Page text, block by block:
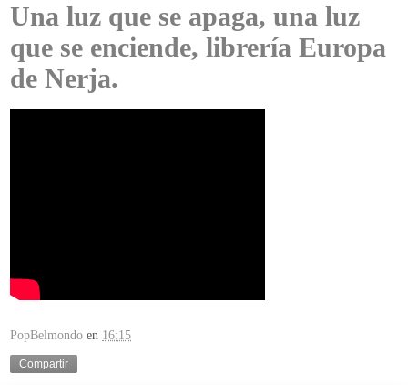
Una luz que se apaga, una luz
que se enciende, librería Europa
de Nerja.
PopBelmondo en 16:15
Compartir